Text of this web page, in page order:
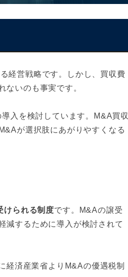
経営戦略です。しかし、買収費
ないのも事実です。
入を検討しています。M&A買収
が選択肢にあがりやすくなる
けられる制度です。M&Aの譲受
減するために導入が検討されて
経済産業省よりM&Aの優遇税制